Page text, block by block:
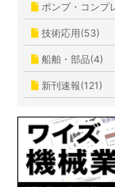
ポンプ・コンプ
技術応用(53)
船舶・部品(4)
新刊速報(121)